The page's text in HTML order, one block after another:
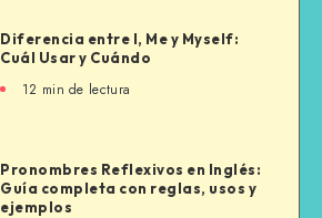
Diferencia entre I, Me y Myself:
Cuál Usar y Cuándo
12 min de lectura
Pronombres Reflexivos en Inglés:
Guía completa con reglas, usos y
ejemplos